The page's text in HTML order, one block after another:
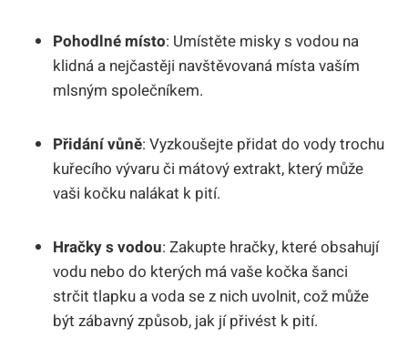
Pohodlné místo: Umístěte misky s vodou na
klidná a nejčastěji navštěvovaná místa vaším
mlsným společníkem.
Přidání vůně: Vyzkoušejte přidat do vody trochu
kuřecího vývaru či mátový extrakt, který může
vaši kočku nalákat k pití.
Hračky s vodou: Zakupte hračky, které obsahují
vodu nebo do kterých má vaše kočka šanci
strčit tlapku a voda se z nich uvolnit, což může
být zábavný způsob, jak jí přivést k pití.